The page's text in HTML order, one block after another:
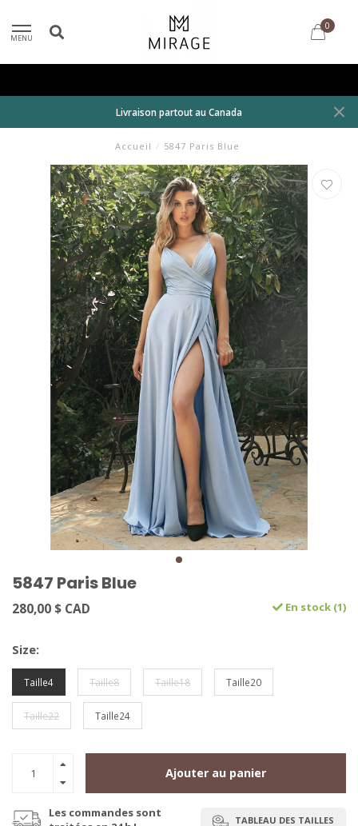
MENU
0
Livraison partout au Canada
Accueil / 5847 Paris Blue
5847 Paris Blue
280,00 $ CAD En stock (1)
Size:
Taille4 Taille8 Taille18 Taille20
Taille22 Taille24
Ajouter au panier
Les commandes sont
TABLEAU DES TAILLES